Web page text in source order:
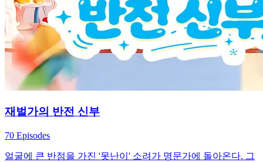
재벌가의 반전 신부
70 Episodes
얼굴에 큰 반점을 가진 '못난이' 소려가 명문가에 돌아온다. 그